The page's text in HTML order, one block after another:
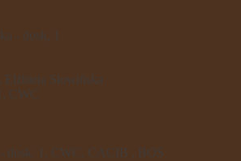
- dosk, 1
Słowińska
CWC
- dosk. 1, CWC, CACIB , BOS